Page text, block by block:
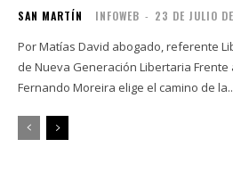
SAN MARTÍN INFOWEB - 23 DE JULIO
Por Matías David abogado, referente
de Nueva Generación Libertaria Frente a la crisis, el intendente
Fernando Moreira elige el camino de